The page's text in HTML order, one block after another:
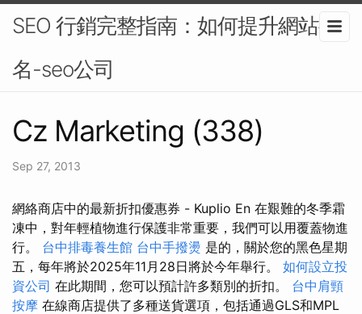
SEO 行銷完整指南：如何提升網站排
名-seo公司
Cz Marketing (338)
Sep 27, 2013
網絡商店中的最新折扣優惠券 - Kuplio En 在艱難的冬季霜
凍中，對年輕植物進行保護非常重要，我們可以用覆蓋物進
行。 台中排毒養生館 台中手撥燙 是的，關於您的黑色星期
五，每年將於2025年11月28日將於今年舉行。 如何設立投
資公司 在此期間，您可以預計許多類別的折扣。 台中肩頸
按摩 在線商店提供了多種送貨選項，包括通過GLS和MPL